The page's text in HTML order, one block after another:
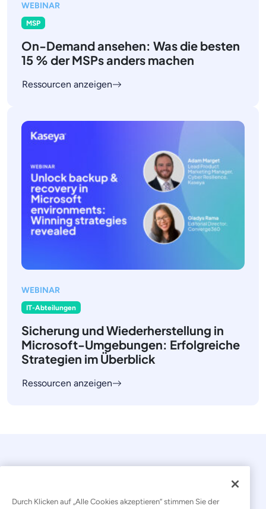
WEBINAR
MSP
On-Demand ansehen: Was die besten
15 % der MSPs anders machen
Ressourcen anzeigen
WEBINAR
IT-Abteilungen
Sicherung und Wiederherstellung in
Microsoft-Umgebungen: Erfolgreiche
Strategien im Überblick
Ressourcen anzeigen
Durch Klicken auf „Alle Cookies akzeptieren“ stimmen Sie der